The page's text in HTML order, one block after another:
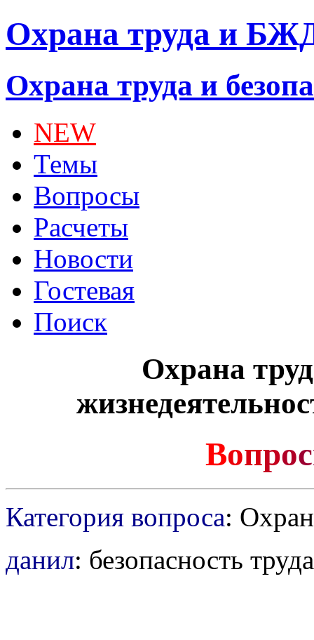
Охрана труда и
Охрана труда и
NEW
Темы
Вопросы
Расчеты
Новости
Гостевая
Поиск
Охрана
Вопрос
Категория вопроса:
данил: безопасность